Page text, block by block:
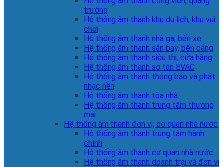
trường
Hệ thống âm thanh khu du lịch, khu vui
chơi
Hệ thống âm thanh nhà ga, bến xe
Hệ thống âm thanh sân bay, bến cảng
Hệ thống âm thanh siêu thị, cửa hàng
Hệ thống âm thanh sơ tán EVAC
Hệ thống âm thanh thông báo và phát
nhạc nền
Hệ thống âm thanh tòa nhà
Hệ thống âm thanh trung tâm thương
mại
Hệ thống âm thanh đơn vị, cơ quan nhà nước
Hệ thống âm thanh trung tâm hành
chính
Hệ thống âm thanh cơ quan nhà nước
Hệ thống âm thanh doanh trại và đơn vị